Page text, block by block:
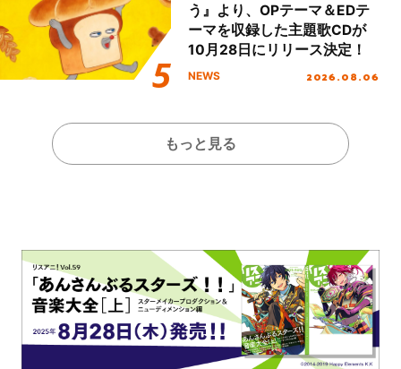
う』より、OPテーマ＆EDテ
ーマを収録した主題歌CDが
10月28日にリリース決定！
NEWS 2026.08.06
もっと見る